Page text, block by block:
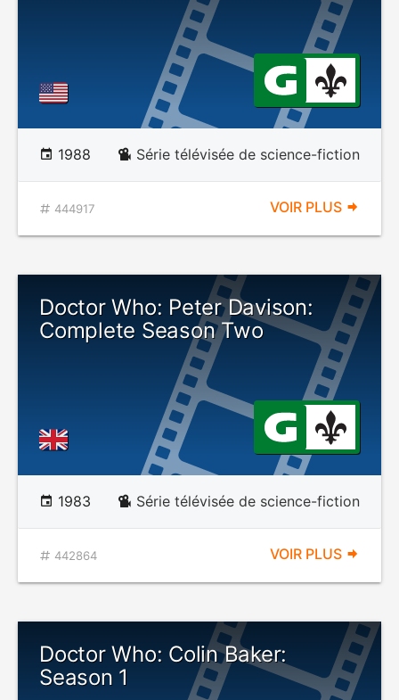
1988 Série télévisée de science-fiction
444917 VOIR PLUS
Doctor Who: Peter Davison:
Complete Season Two
1983 Série télévisée de science-fiction
442864 VOIR PLUS
Doctor Who: Colin Baker:
Season 1